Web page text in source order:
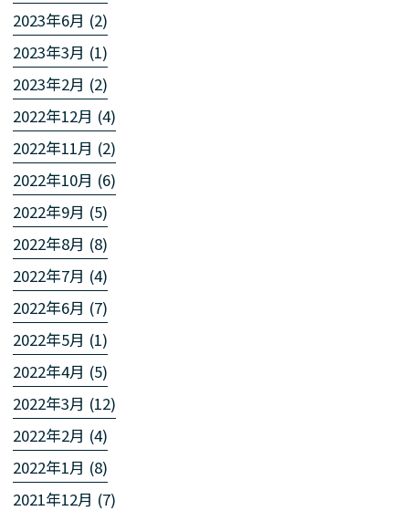
2023年6月 (2)
2023年3月 (1)
2023年2月 (2)
2022年12月 (4)
2022年11月 (2)
2022年10月 (6)
2022年9月 (5)
2022年8月 (8)
2022年7月 (4)
2022年6月 (7)
2022年5月 (1)
2022年4月 (5)
2022年3月 (12)
2022年2月 (4)
2022年1月 (8)
2021年12月 (7)